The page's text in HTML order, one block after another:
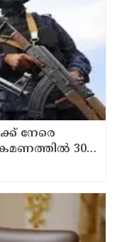
നേരെ
30